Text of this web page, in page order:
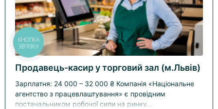
Продавець-касир у торговий зал (м.Львів)
Зарплатня: 24 000 – 32 000 ₴ Компанія «Національне
агентство з працевлаштування» є провідним
постачальником робочої сили на ринку...
КНОПКА
ЗВ'ЯЗКУ